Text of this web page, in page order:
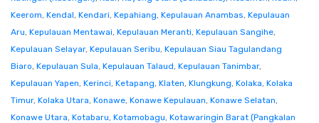
Keerom, Kendal, Kendari, Kepahiang, Kepulauan Anambas, Kepulauan
Aru, Kepulauan Mentawai, Kepulauan Meranti, Kepulauan Sangihe,
Kepulauan Selayar, Kepulauan Seribu, Kepulauan Siau Tagulandang
Biaro, Kepulauan Sula, Kepulauan Talaud, Kepulauan Tanimbar,
Kepulauan Yapen, Kerinci, Ketapang, Klaten, Klungkung, Kolaka, Kolaka
Timur, Kolaka Utara, Konawe, Konawe Kepulauan, Konawe Selatan,
Konawe Utara, Kotabaru, Kotamobagu, Kotawaringin Barat (Pangkalan